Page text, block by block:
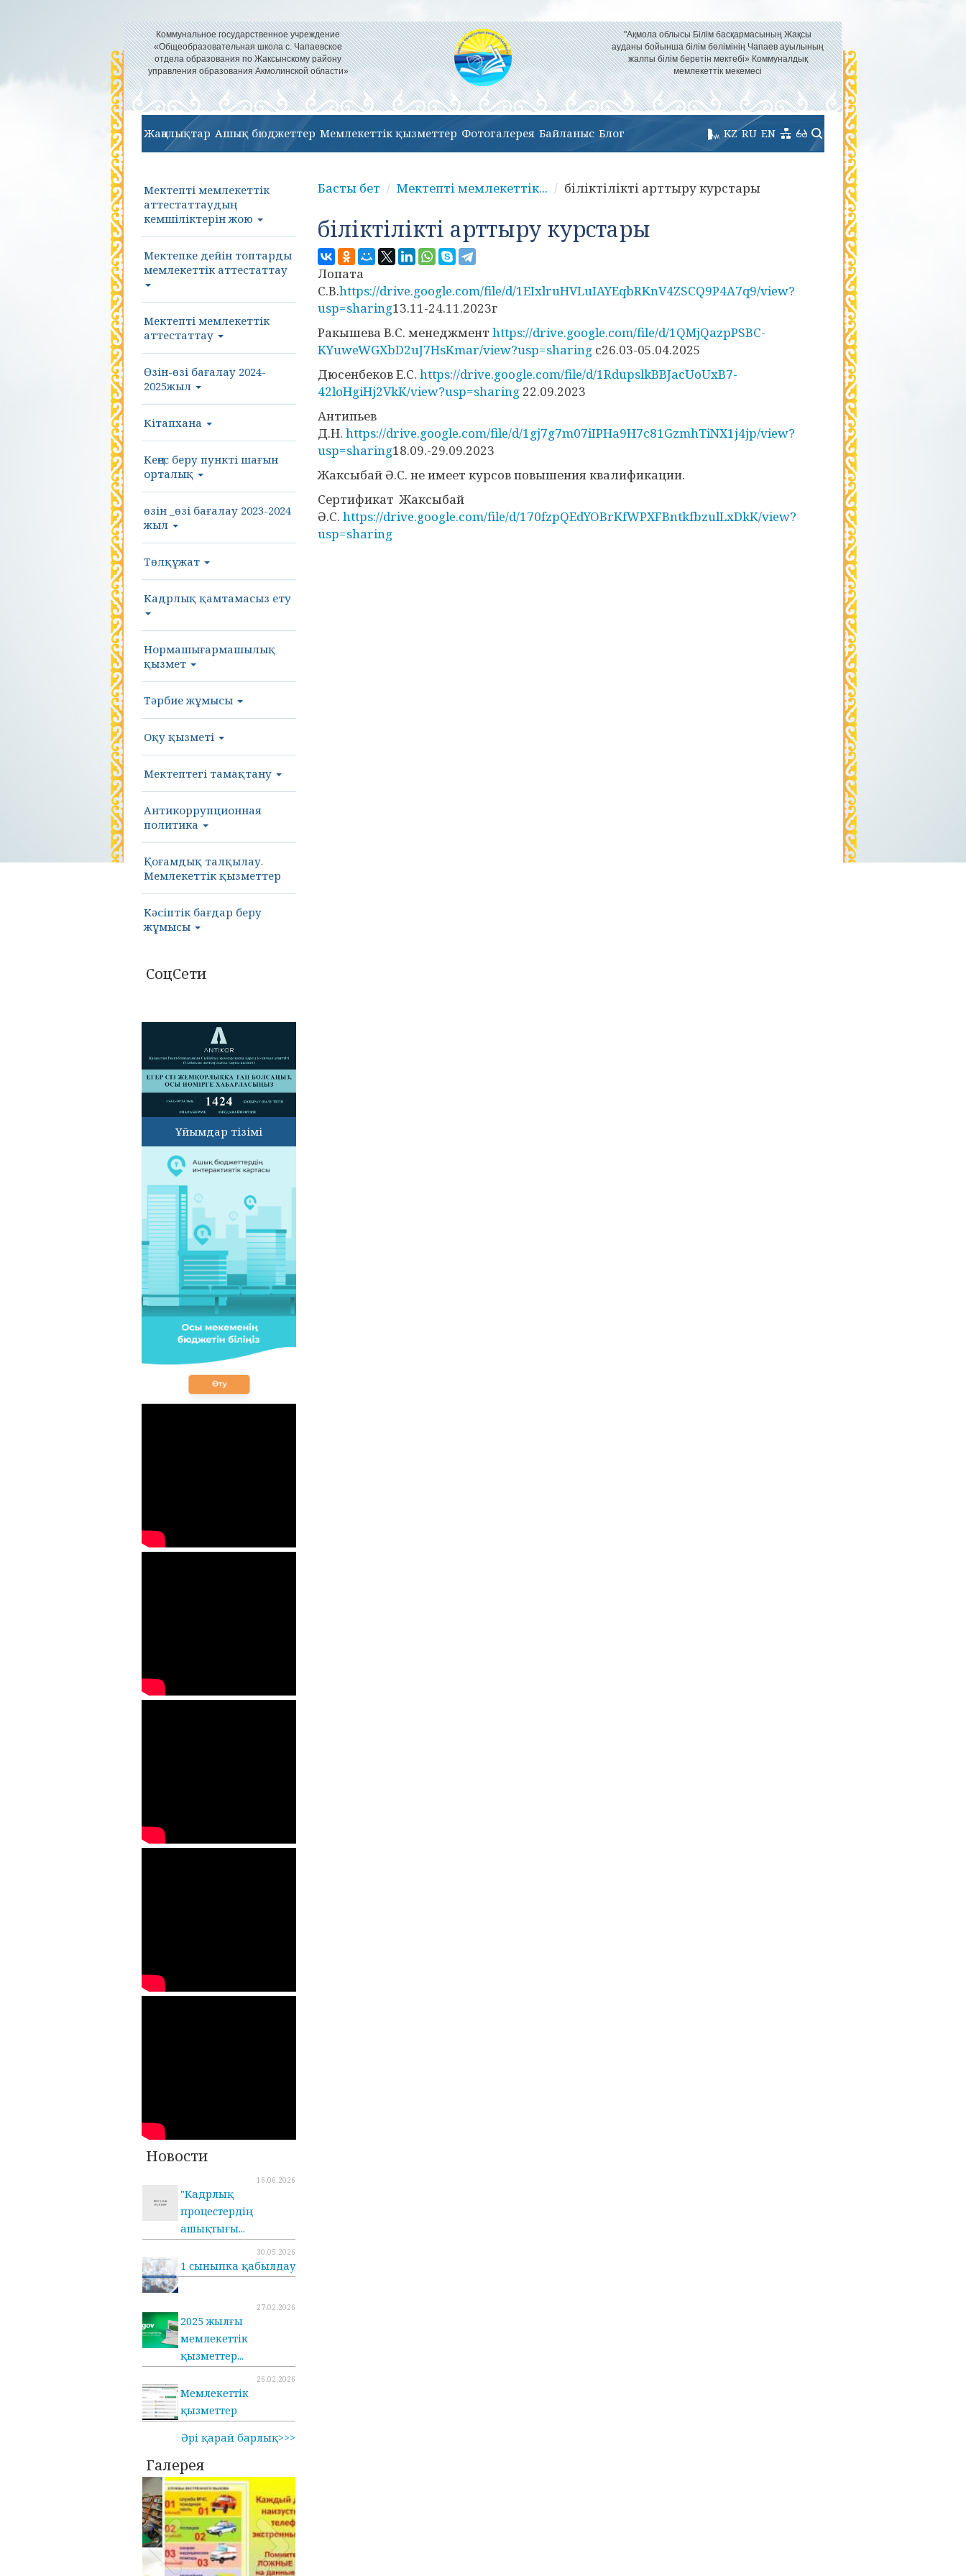
Коммунальное государственное учреждение
«Общеобразовательная школа с. Чапаевское
отдела образования по Жаксынскому району
управления образования Акмолинской области»
"Ақмола облысы Білім басқармасының Жақсы
ауданы бойынша білім бөлімінің Чапаев ауылының
жалпы білім беретін мектебі» Коммуналдық
мемлекеттік мекемесі
Жаңалықтар Ашық бюджеттер Мемлекеттік қызметтер Фотогалерея Байланыс Блог EN
RU
KZ
Мектепті мемлекеттік
аттестаттаудың
кемшіліктерін жою
Мектепке дейін топтарды
мемлекеттік аттестаттау
Мектепті мемлекеттік
аттестаттау
Өзін-өзі бағалау 2024-
2025жыл
Кітапхана
Кеңес беру пункті шағын
орталық
өзін _өзі бағалау 2023-2024
жыл
Төлқұжат
Кадрлық қамтамасыз ету
Нормашығармашылық
қызмет
Тәрбие жұмысы
Оқу қызметі
Мектептегі тамақтану
Антикоррупционная
политика
Қоғамдық талқылау.
Мемлекеттік қызметтер
Кәсіптік бағдар беру
жұмысы
СоцСети
Ұйымдар тізімі
Новости
16.06.2026
"Кадрлық
процестердің
ашықтығы...
30.05.2026
1 сыныпка қабылдау
27.02.2026
2025 жылғы
мемлекеттік
қызметтер...
26.02.2026
Мемлекеттік
қызметтер
Әрі қарай барлық>>>
Галерея
Басты бет Мектепті мемлекеттік... біліктілікті арттыру курстары
біліктілікті арттыру курстары
Лопата
С.В.https://drive.google.com/file/d/1EIxlruHVLuIAYEqbRKnV4ZSCQ9P4A7q9/view?
usp=sharing13.11-24.11.2023г
Ракышева В.С. менеджмент https://drive.google.com/file/d/1QMjQazpPSBC-
KYuweWGXbD2uJ7HsKmar/view?usp=sharing с26.03-05.04.2025
Дюсенбеков Е.С. https://drive.google.com/file/d/1RdupslkBBJacUoUxB7-
42loHgiHj2VkK/view?usp=sharing 22.09.2023
Антипьев
Д.Н. https://drive.google.com/file/d/1gj7g7m07iIPHa9H7c81GzmhTiNX1j4jp/view?
usp=sharing18.09.-29.09.2023
Жаксыбай Ә.С. не имеет курсов повышения квалификации.
Сертификат Жаксыбай
Ә.С. https://drive.google.com/file/d/170fzpQEdYOBrKfWPXFBntkfbzulLxDkK/view?
usp=sharing